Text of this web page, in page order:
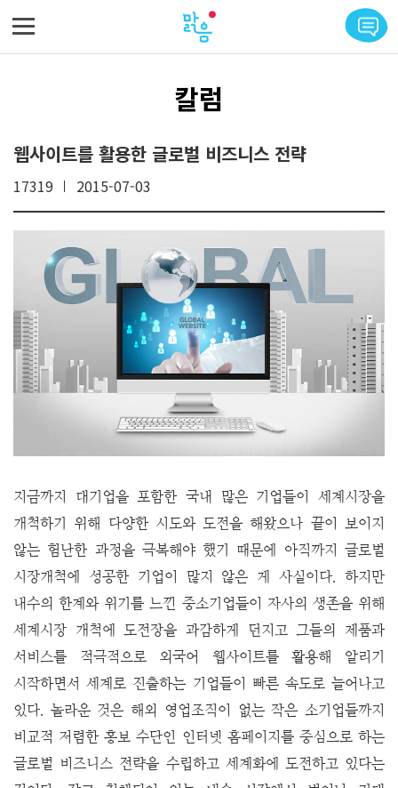
칼럼
웹사이트를 활용한 글로벌 비즈니스 전략
17319 2015-07-03
지금까지 대기업을 포함한 국내 많은 기업들이 세계시장을
개척하기 위해 다양한 시도와 도전을 해왔으나 끝이 보이지
않는 험난한 과정을 극복해야 했기 때문에 아직까지 글로벌
시장개척에 성공한 기업이 많지 않은 게 사실이다. 하지만
내수의 한계와 위기를 느낀 중소기업들이 자사의 생존을 위해
세계시장 개척에 도전장을 과감하게 던지고 그들의 제품과
서비스를 적극적으로 외국어 웹사이트를 활용해 알리기
시작하면서 세계로 진출하는 기업들이 빠른 속도로 늘어나고
있다. 놀라운 것은 해외 영업조직이 없는 작은 소기업들까지
비교적 저렴한 홍보 수단인 인터넷 홈페이지를 중심으로 하는
글로벌 비즈니스 전략을 수립하고 세계화에 도전하고 있다는